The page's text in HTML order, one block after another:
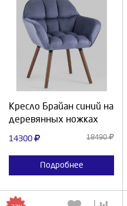
Кресло Брайан синий на
деревянных ножках
14300 18490
Подробнее
Выберите количество:
Отмена